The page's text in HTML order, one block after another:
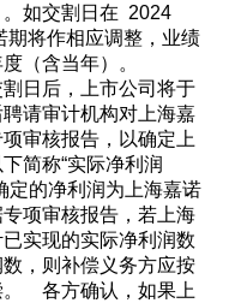
如交割日在 2024
将作相应调整，业绩
度（含当年）。
日后，上市公司将于
请审计机构对上海嘉
审核报告，以确定上
简称“实际净利润
定的净利润为上海嘉诺
项审核报告，若上海
实现的实际净利润数
，则补偿义务方应按
。 各方确认，如果上